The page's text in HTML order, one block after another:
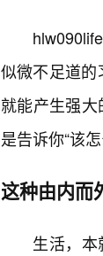
似微不足道的
就能产生强
是告诉你“该
这种由内而
生活，